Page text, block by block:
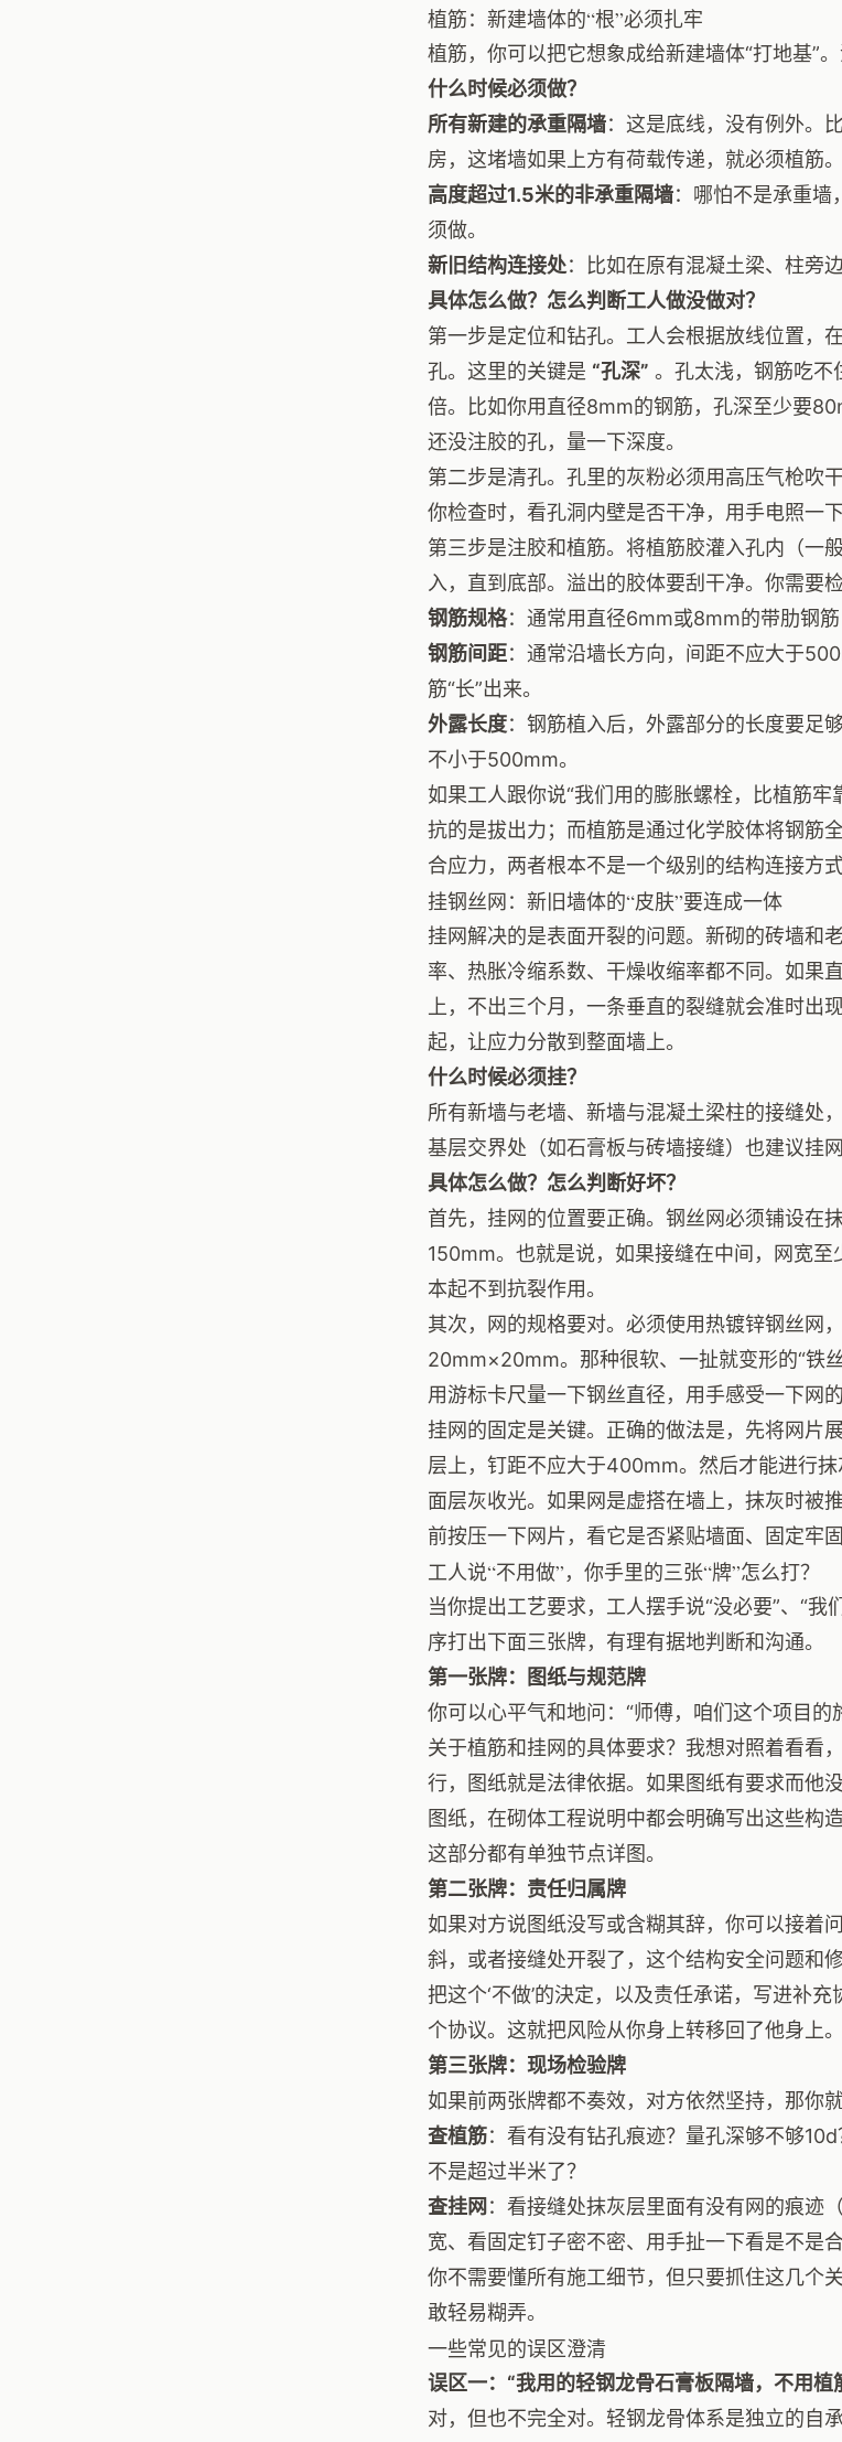
植筋：新建墙体的“根”必须扎牢
植筋，你可以把它想象成给新建墙体“打地基”
什么时候必须做？
所有新建的承重隔墙：这是底线，没有例外。
房，这堵墙如果上方有荷载传递，就必须植筋。
高度超过1.5米的非承重隔墙：哪怕不是承重墙
须做。
新旧结构连接处：比如在原有混凝土梁、柱旁
具体怎么做？怎么判断工人做没做对？
第一步是定位和钻孔。工人会根据放线位置，
孔。这里的关键是 “孔深” 。孔太浅，钢筋吃不
倍。比如你用直径8mm的钢筋，孔深至少要
还没注胶的孔，量一下深度。
第二步是清孔。孔里的灰粉必须用高压气枪吹
你检查时，看孔洞内壁是否干净，用手电照一
第三步是注胶和植筋。将植筋胶灌入孔内（一
入，直到底部。溢出的胶体要刮干净。你需要检
钢筋规格：通常用直径6mm或8mm的带肋钢筋
钢筋间距：通常沿墙长方向，间距不应大于
筋“长”出来。
外露长度：钢筋植入后，外露部分的长度要足
不小于500mm。
如果工人跟你说“我们用的膨胀螺栓，比植筋
抗的是拔出力；而植筋是通过化学胶体将钢筋
合应力，两者根本不是一个级别的结构连接方式
挂钢丝网：新旧墙体的“皮肤”要连成一体
挂网解决的是表面开裂的问题。新砌的砖墙和
率、热胀冷缩系数、干燥收缩率都不同。如果
上，不出三个月，一条垂直的裂缝就会准时出
起，让应力分散到整面墙上。
什么时候必须挂？
所有新墙与老墙、新墙与混凝土梁柱的接缝处
基层交界处（如石膏板与砖墙接缝）也建议挂网
具体怎么做？怎么判断好坏？
首先，挂网的位置要正确。钢丝网必须铺设在
150mm。也就是说，如果接缝在中间，网宽
本起不到抗裂作用。
其次，网的规格要对。必须使用热镀锌钢丝网
20mm×20mm。那种很软、一扯就变形的“铁
用游标卡尺量一下钢丝直径，用手感受一下网的
挂网的固定是关键。正确的做法是，先将网片
层上，钉距不应大于400mm。然后才能进行
面层灰收光。如果网是虚搭在墙上，抹灰时被
前按压一下网片，看它是否紧贴墙面、固定牢固
工人说“不用做”，你手里的三张“牌”怎么打？
当你提出工艺要求，工人摆手说“没必要”、“
序打出下面三张牌，有理有据地判断和沟通。
第一张牌：图纸与规范牌
你可以心平气和地问：“师傅，咱们这个项目
关于植筋和挂网的具体要求？我想对照着看看
行，图纸就是法律依据。如果图纸有要求而他
图纸，在砌体工程说明中都会明确写出这些构
这部分都有单独节点详图。
第二张牌：责任归属牌
如果对方说图纸没写或含糊其辞，你可以接着
斜，或者接缝处开裂了，这个结构安全问题和
把这个‘不做’的決定，以及责任承诺，写进补
个协议。这就把风险从你身上转移回了他身上。
第三张牌：现场检验牌
如果前两张牌都不奏效，对方依然坚持，那你
查植筋：看有没有钻孔痕迹？量孔深够不够
不是超过半米了？
查挂网 ：看接缝处抹灰层里面有没有网的痕迹
宽、看固定钉子密不密、用手扯一下看是不是
你不需要懂所有施工细节，但只要抓住这几个
敢轻易糊弄。
一些常见的误区澄清
误区一：“我用的轻钢龙骨石膏板隔墙，不用植
对，但也不完全对。轻钢龙骨体系是独立的自